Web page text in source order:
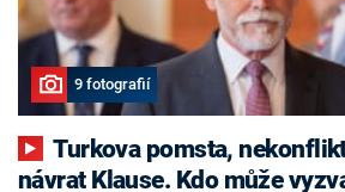
9 fotografií
Turkova pomsta, nekonfliktní Havlíček i
návrat Klause. Kdo může